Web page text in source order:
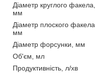
Діаметр круглого факела,
мм
Діаметр плоского факела,
мм
Діаметр форсунки, мм
Об'єм, мл
Продуктивність, л/хв